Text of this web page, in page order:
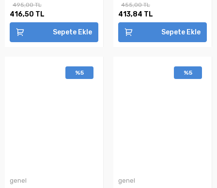
495,00 TL
416,50 TL
Sepete Ekle
455,00 TL
413,84 TL
Sepete Ekle
%5
genel
%5
genel